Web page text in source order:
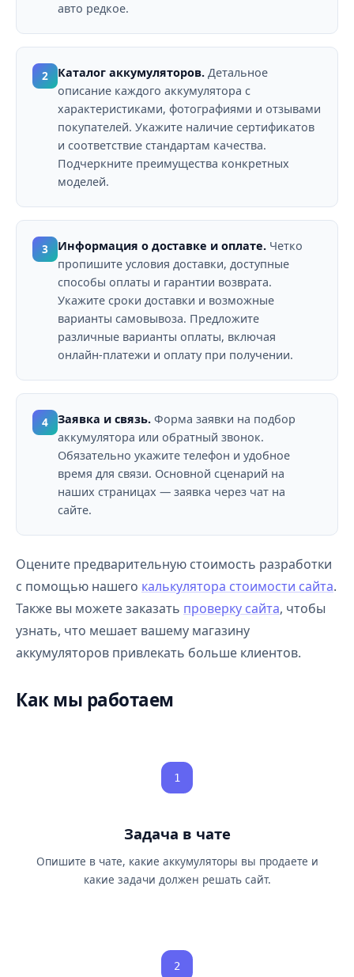
авто редкое.
2 Каталог аккумуляторов. Детальное
описание каждого аккумулятора с
характеристиками, фотографиями и отзывами
покупателей. Укажите наличие сертификатов
и соответствие стандартам качества.
Подчеркните преимущества конкретных
моделей.
3 Информация о доставке и оплате. Четко
пропишите условия доставки, доступные
способы оплаты и гарантии возврата.
Укажите сроки доставки и возможные
варианты самовывоза. Предложите
различные варианты оплаты, включая
онлайн-платежи и оплату при получении.
4 Заявка и связь. Форма заявки на подбор
аккумулятора или обратный звонок.
Обязательно укажите телефон и удобное
время для связи. Основной сценарий на
наших страницах — заявка через чат на
сайте.
Оцените предварительную стоимость разработки
с помощью нашего калькулятора стоимости сайта.
Также вы можете заказать проверку сайта, чтобы
узнать, что мешает вашему магазину
аккумуляторов привлекать больше клиентов.
Как мы работаем
1
Задача в чате
Опишите в чате, какие аккумуляторы вы продаете и
какие задачи должен решать сайт.
2